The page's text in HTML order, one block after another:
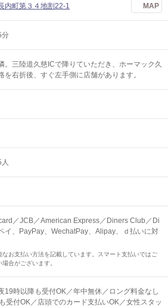
内町第３４地割22-1 MAP
分
。三陸道久慈ICで降りていただき、ホーマック久
を右折後、すぐ左手側に店舗があります。
／JCB／American Express／Diners Club／Di
イ、PayPay、WechatPay、Alipay、ｄ払いに対
お支払い方法を記載しています。スマート支払いではご
合がございます。
19時以降も受付OK／年中無休／ロング料金なし
受付OK／店頭でのカード支払いOK／女性スタッ